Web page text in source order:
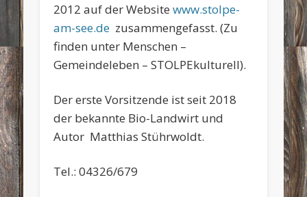
2012 auf der Websitewww.stolpe-
am-see.de zusammengefasst. (Zu
finden unter Menschen –
Gemeindeleben – STOLPEkulturell).
Der erste Vorsitzende ist seit 2018
der bekannte Bio-Landwirt und
Autor Matthias Stührwoldt.
Tel.: 04326/679